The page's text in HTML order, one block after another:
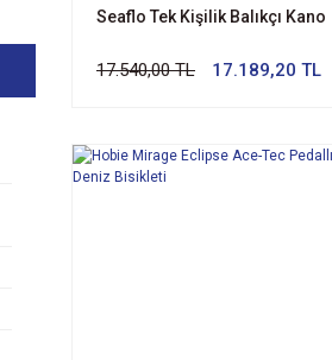
Seaflo Tek Kişilik Balıkçı Kano
17.540,00 TL 17.189,20 TL